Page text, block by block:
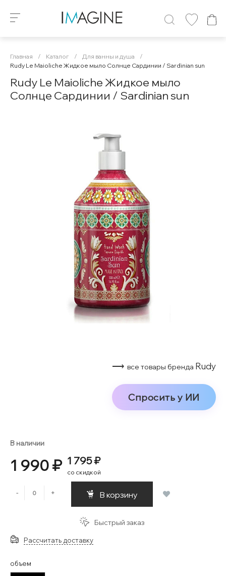
Главная / Каталог / Для ванны и душа
/
Rudy Le Maioliche Жидкое мыло Солнце Сардинии / Sardinian sun
Rudy Le Maioliche Жидкое мыло
Солнце Сардинии / Sardinian sun
⟶ все товары бренда Rudy
Спросить у ИИ
В наличии
1 990 ₽ 1 795 ₽
со скидкой
- + В корзину
Быстрый заказ
Рассчитать доставку
объем